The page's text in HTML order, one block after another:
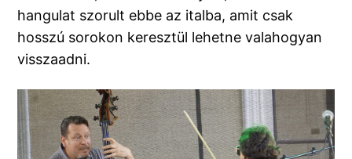
hangulat szorult ebbe az italba, amit csak
hosszú sorokon keresztül lehetne valahogyan
visszaadni.